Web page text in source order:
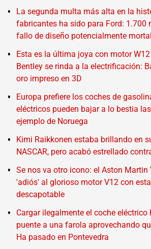
La segunda multa más alta en la
fabricantes ha sido para Ford: 1.700
fallo de diseño potencialmente mortal
Esta es la última joya con motor
Bentley se rinda a la electrificación:
oro impreso en 3D
Europa prefiere los coches de
eléctricos pueden bajar a lo bestia
ejemplo de Noruega
Kimi Raikkonen estaba brillando en
NASCAR, pero acabó estrellado
Se nos va otro icono: el Aston Martin
'adiós' al glorioso motor V12 con
descapotable
Cargar ilegalmente el coche eléctrico
puente a una farola aprovechando
Ha pasado en Pontevedra